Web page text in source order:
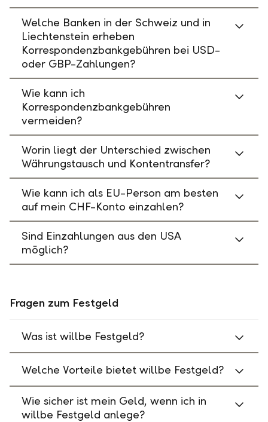
Welche Banken in der Schweiz und in
Liechtenstein erheben
Korrespondenzbankgebühren bei USD-
oder GBP-Zahlungen?
Wie kann ich
Korrespondenzbankgebühren
vermeiden?
Worin liegt der Unterschied zwischen
Währungstausch und Kontentransfer?
Wie kann ich als EU-Person am besten
auf mein CHF-Konto einzahlen?
Sind Einzahlungen aus den USA
möglich?
Fragen zum Festgeld
Was ist willbe Festgeld?
Welche Vorteile bietet willbe Festgeld?
Wie sicher ist mein Geld, wenn ich in
willbe Festgeld anlege?